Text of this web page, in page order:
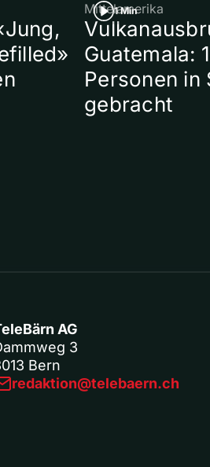
1 Min
Mittelamerika
Guatemala:
Personen in
gebracht
AG
3
Bern
redaktion@telebaern.ch